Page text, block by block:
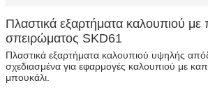
Πλαστικά εξαρτήματα καλουπιού με
σπειρώματος SKD61
Πλαστικά εξαρτήματα καλουπιού υψηλής
σχεδιασμένα για εφαρμογές καλουπιού με
μπουκάλι.